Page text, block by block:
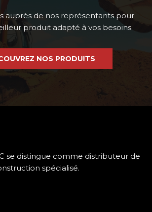
auprès de nos représentants pour
produit adapté à vos besoins
NOS PRODUITS
se distingue comme distributeur de
spécialisé.